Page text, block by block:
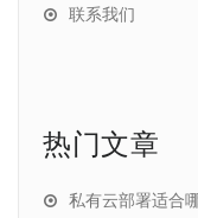
联系我们
热门文章
私有云部署适合